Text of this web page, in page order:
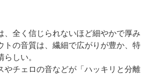
全く信じられないほど細やかで厚み
の音質は、繊細で広がりが豊か、特
しい。
やチェロの音などが「ハッキリと分離